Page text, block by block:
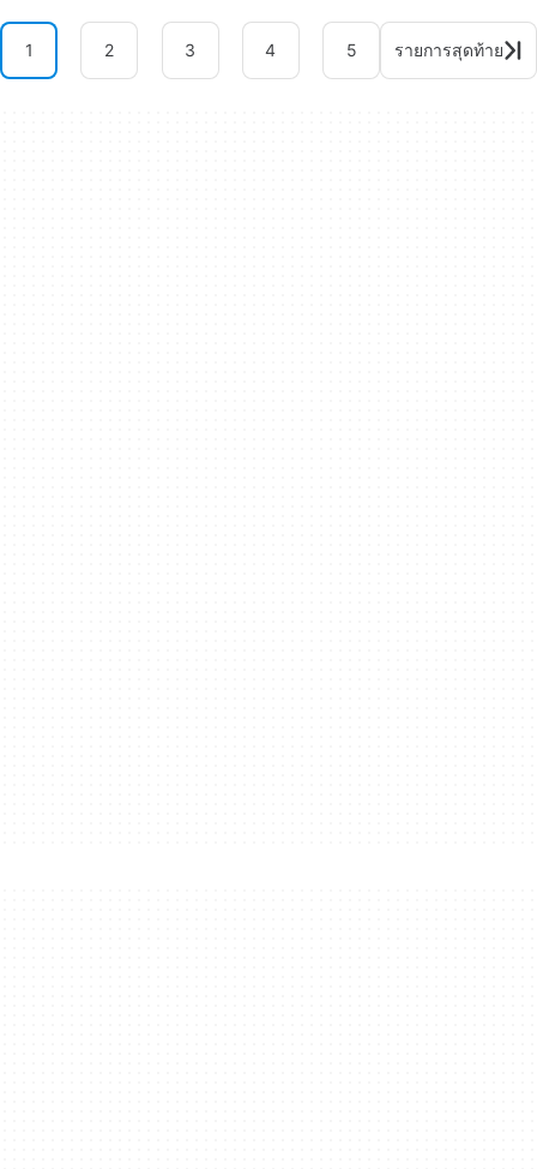
1 2 3 4 5 รายการสุดท้าย